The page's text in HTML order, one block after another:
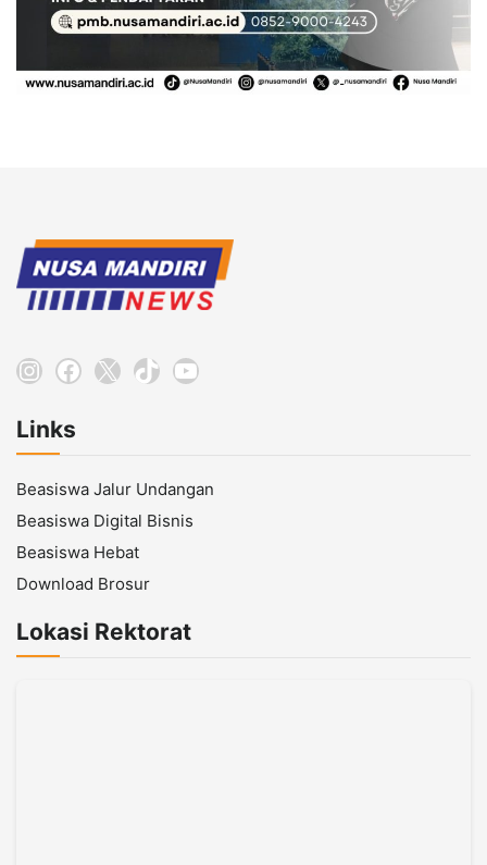
Instagram
Facebook
X TikTokYouTube
Links
Beasiswa Jalur Undangan
Beasiswa Digital Bisnis
Beasiswa Hebat
Download Brosur
Lokasi Rektorat